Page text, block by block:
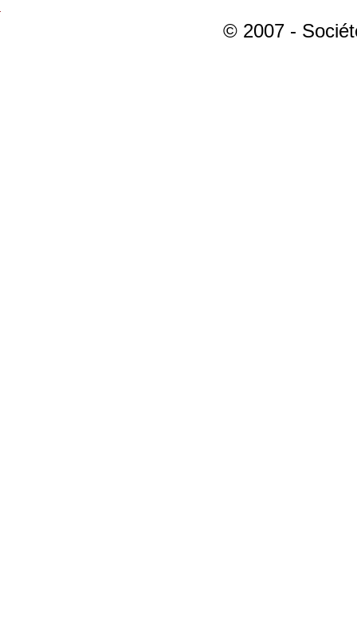
© 2007 -